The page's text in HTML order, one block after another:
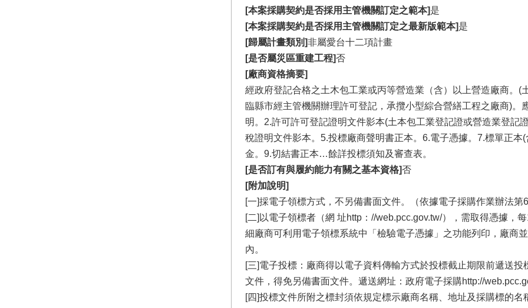
[本案採購契約是否採用主管機關訂定之範本]是
[本案採購契約是否採用主管機關訂定之最新版範本]是
[歸屬計畫類別]非屬愛台十二項計畫
[是否屬災區重建工程]否
[廠商資格摘要]
經政府登記合格之土木包工業或丙等營造業（含）以上營造廠商。(
臨縣市經主管機關辦理許可登記，承攬小型綜合營繕工程之廠商)。
明。2.許可許可登記證明文件影本(土本包工業登記證或營造業登記
稅證明文件影本。5.投標廠商聲明書正本。6.電子憑據。7.標單正本
金。9.切結書正本…餘詳投標須知及審查表。
[是否訂有與履約能力有關之基本資格]否
[附加說明]
[一]採電子領標方式，不另備書面文件。（依據電子採購作業辦法第
[二]以電子領標者（網 址http：//web.pcc.gov.tw/），需取得憑據，
細廠商可利用電子領標系統中「檢驗電子憑據」之功能列印，廠商
內。
[三]電子投標：廠商得以電子資料傳輸方式於投標截止期限前遞送
文件，得免另備書面文件。遞送網址：政府電子採購http://
[四]投標文件所附之標封須依規定標示廠商名稱、地址及採購標的